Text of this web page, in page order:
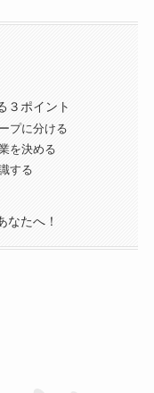
３ポイント
プに分ける
を決める
する
なたへ！